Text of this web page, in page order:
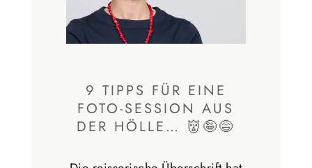
9 TIPPS FÜR EINE
FOTO-SESSION AUS
DER HÖLLE… 👹🤪😅